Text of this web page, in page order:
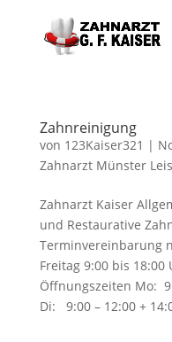
Zahnreinigung
von 123Kaiser321 |
Zahnarzt Münster
Zahnarzt Kaiser
und Restaurative
Terminvereinbarung
Freitag 9:00 bis 18:00
Öffnungszeiten Mo:
Di: 9:00 – 12:00 +